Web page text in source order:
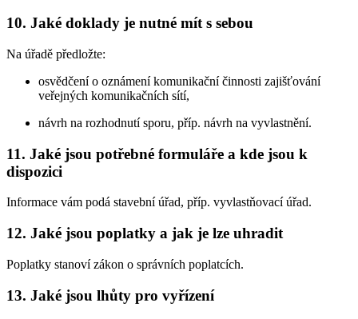
10. Jaké doklady je nutné mít s sebou
Na úřadě předložte:
osvědčení o oznámení komunikační činnosti zajišťování
veřejných komunikačních sítí,
návrh na rozhodnutí sporu, příp. návrh na vyvlastnění.
11. Jaké jsou potřebné formuláře a kde jsou k
dispozici
Informace vám podá stavební úřad, příp. vyvlastňovací úřad.
12. Jaké jsou poplatky a jak je lze uhradit
Poplatky stanoví zákon o správních poplatcích.
13. Jaké jsou lhůty pro vyřízení